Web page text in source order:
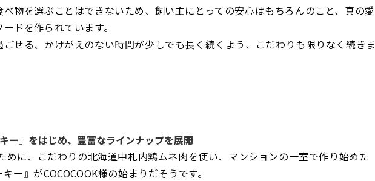
物を選ぶことはできないため、飼い主にとっての安心はもちろんのこと、真の愛
ドを作られています。
せる、かけがえのない時間が少しでも長く続くよう、こだわりも限りなく続きま
ー』をはじめ、豊富なラインナップを展開
めに、こだわりの北海道中札内鶏ムネ肉を使い、マンションの一室で作り始めた
ー』がCOCOCOOK様の始まりだそうです。